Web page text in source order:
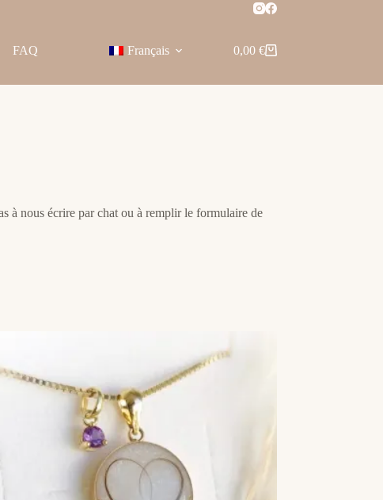
FAQ Français
Panier
0,00 €
à nous écrire par chat ou à remplir le formulaire de